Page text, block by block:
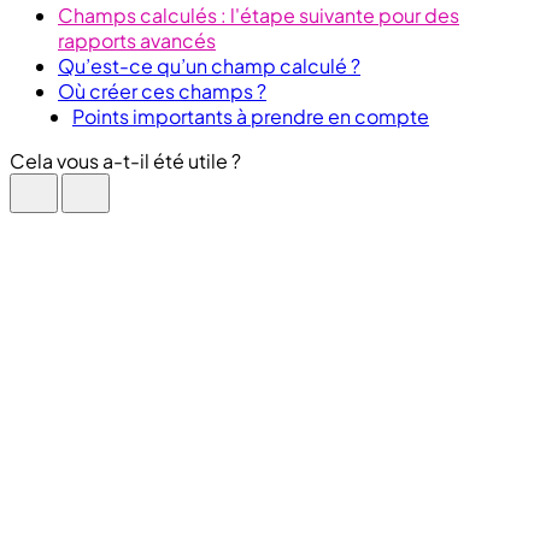
Champs calculés : l'étape suivante pour des
rapports avancés
Qu’est-ce qu’un champ calculé ?
Où créer ces champs ?
Points importants à prendre en compte
Cela vous a-t-il été utile ?